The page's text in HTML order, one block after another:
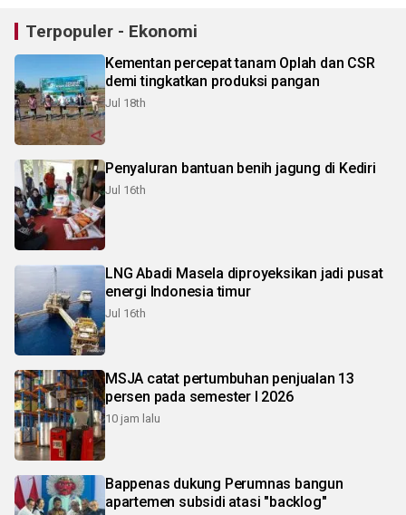
Terpopuler - Ekonomi
Kementan percepat tanam Oplah dan CSR
demi tingkatkan produksi pangan
Jul 18th
Penyaluran bantuan benih jagung di Kediri
Jul 16th
LNG Abadi Masela diproyeksikan jadi pusat
energi Indonesia timur
Jul 16th
MSJA catat pertumbuhan penjualan 13
persen pada semester I 2026
10 jam lalu
Bappenas dukung Perumnas bangun
apartemen subsidi atasi "backlog"